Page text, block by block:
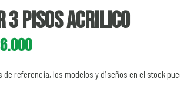
3 Pisos Acrilico
6.000
de referencia, los modelos y diseños en el stock